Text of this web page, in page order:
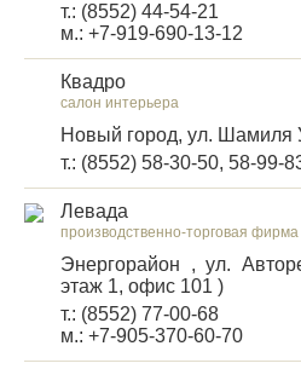
т.: (8552) 44-54-21
м.: +7-919-690-13-12
Квадро
салон интерьера
Новый город, ул. Шамиля
т.: (8552) 58-30-50, 58-99-
Левада
производственно-торговая фирма
Энергорайон , ул.
этаж 1, офис 101 )
т.: (8552) 77-00-68
м.: +7-905-370-60-70